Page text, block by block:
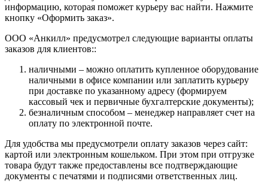
информацию, которая поможет курьеру вас найти. Нажмите
кнопку «Оформить заказ».
ООО «Анкилл» предусмотрел следующие варианты оплаты
заказов для клиентов::
наличными – можно оплатить купленное оборудование
наличными в офисе компании или заплатить курьеру
при доставке по указанному адресу (формируем
кассовый чек и первичные бухгалтерские документы);
безналичным способом – менеджер направляет счет на
оплату по электронной почте.
Для удобства мы предусмотрели оплату заказов через сайт:
картой или электронным кошельком. При этом при отгрузке
товара будут также предоставлены все подтверждающие
документы с печатями и подписями ответственных лиц.